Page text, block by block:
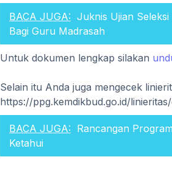
BACA JUGA: Juknis Ujian
Bagi Guru Madrasah
Untuk dokumen lengkap silakan
Selain itu Anda juga mengecek
https://ppg.kemdikbud.go.id/
BACA JUGA: Rancangan
Ketahui